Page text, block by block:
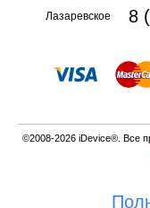
Лазаревское 8
©2008-2026 iDevice®. Все